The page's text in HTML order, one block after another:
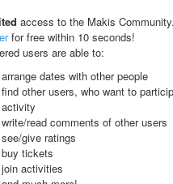
access to the Makis Community.
for free within 10 seconds!
users are able to:
arrange dates with other people
find other users, who want to
activity
write/read comments of other users
see/give ratings
buy tickets
join activities